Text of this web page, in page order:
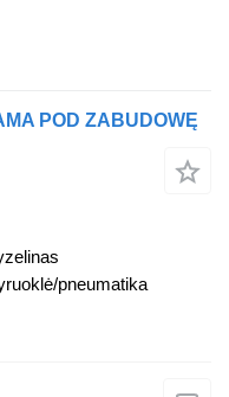
POD ZABUDOWĘ
pneumatika